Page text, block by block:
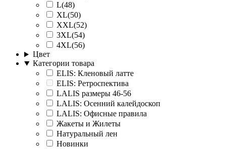
L(48)
XL(50)
XXL(52)
3XL(54)
4XL(56)
Цвет
Категории товара
ELIS: Кленовый латте
ELIS: Ретроспектива
LALIS размеры 46-56
LALIS: Осенний калейдоскоп
LALIS: Офисные правила
Жакеты и Жилеты
Натуральный лен
Новинки